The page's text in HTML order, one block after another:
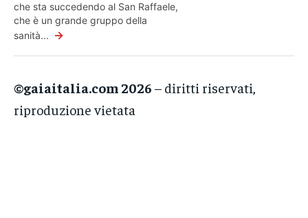
che sta succedendo al San Raffaele,
che è un grande gruppo della
sanità... →
©gaiaitalia.com 2026 – diritti riservati,
riproduzione vietata